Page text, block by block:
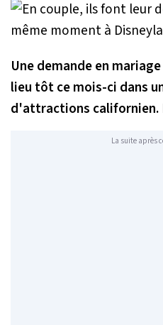
Une demande en
lieu tôt ce mois-ci dans
d'attractions californien.
La suite après